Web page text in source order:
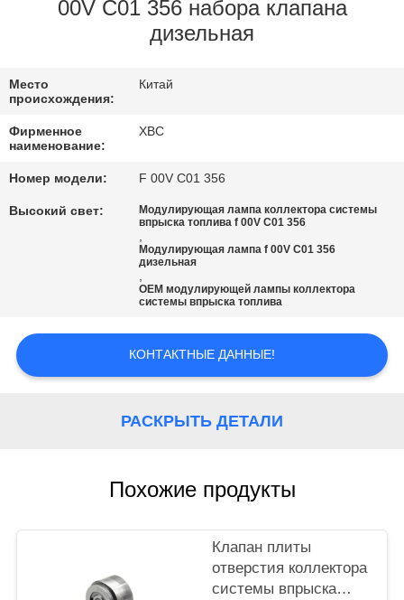
СВЯЖИТЕСЬ
МЫ
НОВОСТИ
PRIVACY
POLICY
00V C01 356 набора клапана
дизельная
Место
происхождения:
Китай
Фирменное
наименование:
XBC
Номер модели: F 00V C01 356
Высокий свет:
Модулирующая лампа коллектора системы
впрыска топлива f 00V C01 356
,
Модулирующая лампа f 00V C01 356
дизельная
,
OEM модулирующей лампы коллектора
системы впрыска топлива
КОНТАКТНЫЕ ДАННЫЕ!
РАСКРЫТЬ ДЕТАЛИ
Похожие продукты
Клапан плиты
отверстия коллектора
системы впрыска